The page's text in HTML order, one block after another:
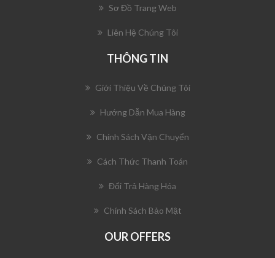
Sơ Đồ Trang Web
Liên Hệ Chúng Tôi
THÔNG TIN
Giới Thiệu Về Chúng Tôi
Hướng Dẫn Mua Hàng
Chính Sách Vận Chuyển
Cách Thức Thanh Toán
Đổi Trả Hàng Hóa
Chính Sách Bảo Mật
OUR OFFERS